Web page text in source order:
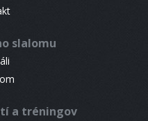
slalomu
a tréningov